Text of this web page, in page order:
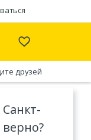
верно?
друзей